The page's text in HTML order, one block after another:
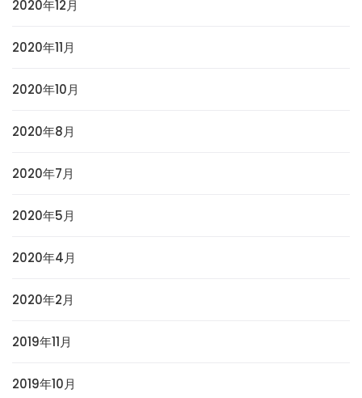
2020年12月
2020年11月
2020年10月
2020年8月
2020年7月
2020年5月
2020年4月
2020年2月
2019年11月
2019年10月